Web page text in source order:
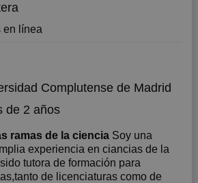
en línea
Complutense de Madrid
de 2 años
ramas de la ciencia Soy una
experiencia en ciancias de la
tutora de formación para
de licenciaturas como de